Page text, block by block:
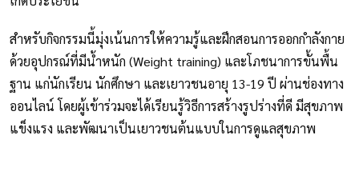
สำหรับกิจกรรมนี้มุ่งเน้นการให้ความรู้และฝึกสอนการออกกำลังกาย
ด้วยอุปกรณ์ที่มีน้ำหนัก (Weight training) และโภชนาการขั้นพื้น
ฐาน แก่นักเรียน นักศึกษา และเยาวชนอายุ 13-19 ปี ผ่านช่องทาง
ออนไลน์ โดยผู้เข้าร่วมจะได้เรียนรู้วิธีการสร้างรูปร่างที่ดี มีสุขภาพ
แข็งแรง และพัฒนาเป็นเยาวชนต้นแบบในการดูแลสุขภาพ